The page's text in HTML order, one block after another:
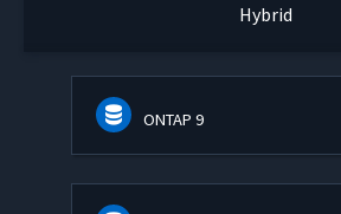
Hybrid
ONTAP 9